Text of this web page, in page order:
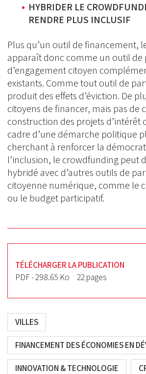
HYBRIDER LE
RENDRE PLUS INCLUSIF
Plus qu’un outil de financement,
apparaît donc comme un outil
d’engagement citoyen
existants. Comme tout outil de
produit des effets d’éviction. De
citoyens de financer, mais pas de
construction des projets d’intérêt
cadre d’une démarche politique
cherchant à renforcer la
l’inclusion, le crowdfunding peut
hybridé avec d’autres outils de
citoyenne numérique, comme le
ou le budget participatif.
TÉLÉCHARGER LA PUBLICATION
PDF - 298.65 Ko
22 pages
VILLES
FINANCEMENT DES ÉCONOMIES EN
INNOVATION & TECHNOLOGIE